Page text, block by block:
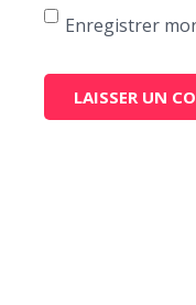
Enregistrer